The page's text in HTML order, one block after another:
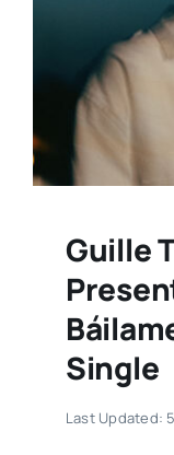
Guille
Single
Last Updated: